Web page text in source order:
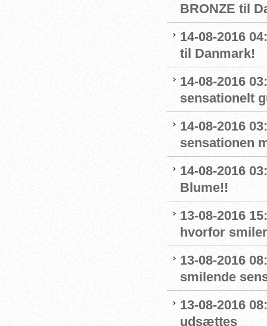
BRONZE til
14-08-2016
til Danmark!
14-08-2016
sensationelt
14-08-2016
sensationen
14-08-2016
Blume!!
13-08-2016
hvorfor
13-08-2016
smilende
13-08-2016
udsættes